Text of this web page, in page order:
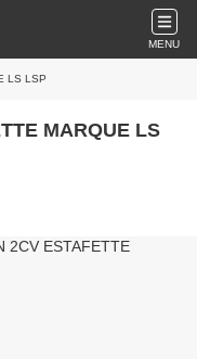
MENU
LS LSP
MARQUE LS